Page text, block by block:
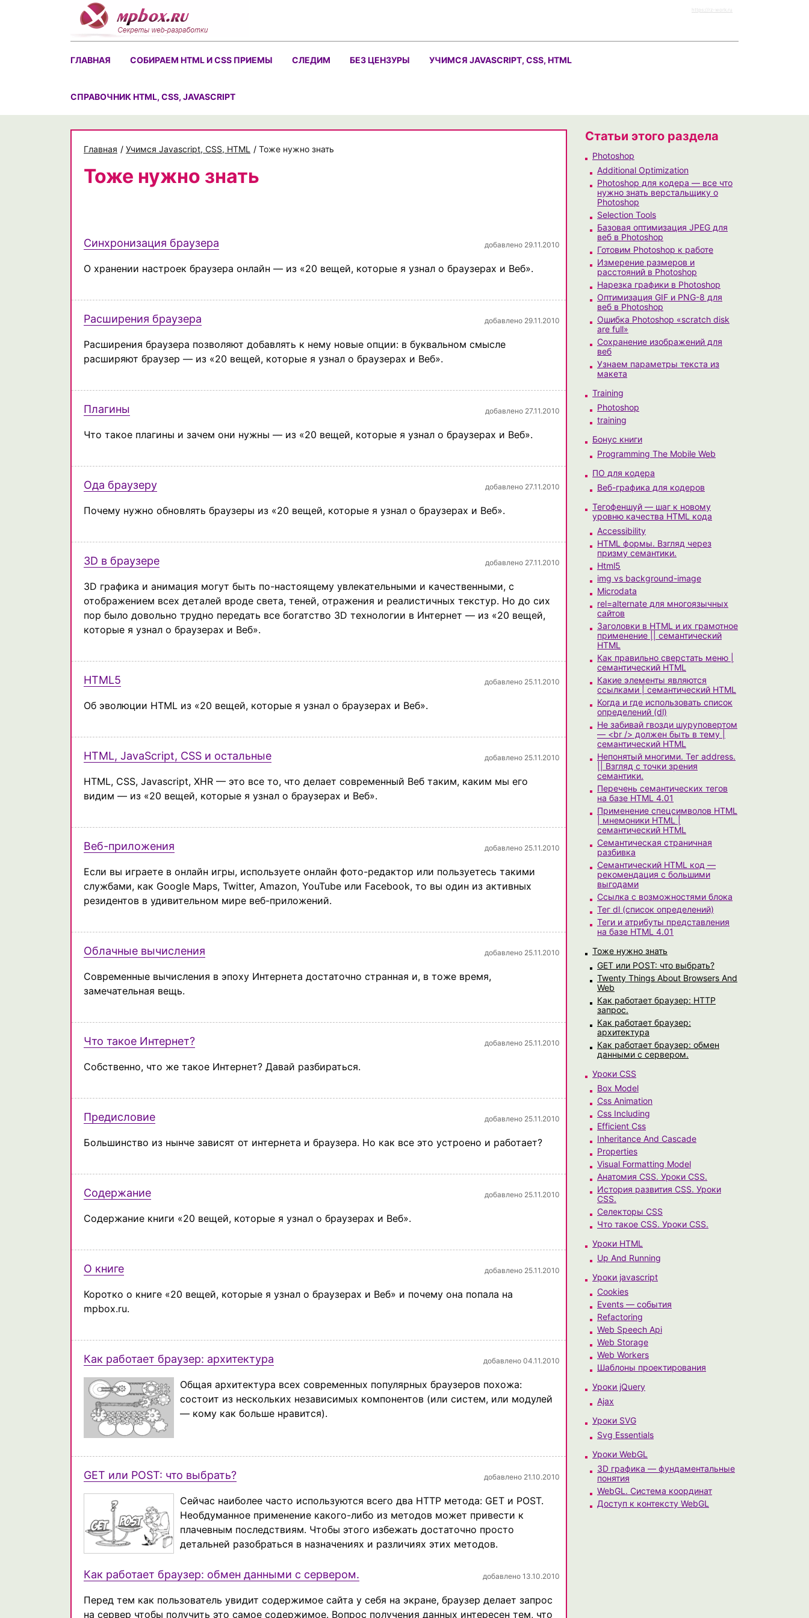
https://rz-work.ru
ГЛАВНАЯ СОБИРАЕМ HTML И CSS ПРИЕМЫ СЛЕДИМ БЕЗ ЦЕНЗУРЫ УЧИМСЯ JAVASCRIPT, CSS, HTML
CПРАВОЧНИК HTML, CSS, JAVASCRIPT
Главная / Учимся Javascript, CSS, HTML / Тоже нужно знать
Тоже нужно знать
Синхронизация браузера добавлено 29.11.2010
О хранении настроек браузера онлайн — из «20 вещей, которые я узнал о браузерах и Веб».
Расширения браузера добавлено 29.11.2010
Расширения браузера позволяют добавлять к нему новые опции: в буквальном смысле
расширяют браузер — из «20 вещей, которые я узнал о браузерах и Веб».
Плагины добавлено 27.11.2010
Что такое плагины и зачем они нужны — из «20 вещей, которые я узнал о браузерах и Веб».
Ода браузеру добавлено 27.11.2010
Почему нужно обновлять браузеры из «20 вещей, которые я узнал о браузерах и Веб».
3D в браузере добавлено 27.11.2010
3D графика и анимация могут быть по-настоящему увлекательными и качественными, с
отображением всех деталей вроде света, теней, отражения и реалистичных текстур. Но до сих
пор было довольно трудно передать все богатство 3D технологии в Интернет — из «20 вещей,
которые я узнал о браузерах и Веб».
HTML5 добавлено 25.11.2010
Об эволюции HTML из «20 вещей, которые я узнал о браузерах и Веб».
HTML, JavaScript, CSS и остальные добавлено 25.11.2010
HTML, CSS, Javascript, XHR — это все то, что делает современный Веб таким, каким мы его
видим — из «20 вещей, которые я узнал о браузерах и Веб».
Веб-приложения добавлено 25.11.2010
Если вы играете в онлайн игры, используете онлайн фото-редактор или пользуетесь такими
службами, как Google Maps, Twitter, Amazon, YouTube или Facebook, то вы один из активных
резидентов в удивительном мире веб-приложений.
Облачные вычисления добавлено 25.11.2010
Современные вычисления в эпоху Интернета достаточно странная и, в тоже время,
замечательная вещь.
Что такое Интернет? добавлено 25.11.2010
Собственно, что же такое Интернет? Давай разбираться.
Предисловие добавлено 25.11.2010
Большинство из нынче зависят от интернета и браузера. Но как все это устроено и работает?
Содержание добавлено 25.11.2010
Содержание книги «20 вещей, которые я узнал о браузерах и Веб».
О книге добавлено 25.11.2010
Коротко о книге «20 вещей, которые я узнал о браузерах и Веб» и почему она попала на
mpbox.ru.
Как работает браузер: архитектура добавлено 04.11.2010
Общая архитектура всех современных популярных браузеров похожа:
состоит из нескольких независимых компонентов (или систем, или модулей
— кому как больше нравится).
GET или POST: что выбрать? добавлено 21.10.2010
Сейчас наиболее часто используются всего два HTTP метода: GET и POST.
Необдуманное применение какого-либо из методов может привести к
плачевным последствиям. Чтобы этого избежать достаточно просто
детальней разобраться в назначениях и различиях этих методов.
Как работает браузер: обмен данными с сервером. добавлено 13.10.2010
Перед тем как пользователь увидит содержимое сайта у себя на экране, браузер делает запрос
на сервер чтобы получить это самое содержимое. Вопрос получения данных интересен тем, что
Статьи этого раздела
Photoshop
Additional Optimization
Photoshop для кодера — все что
нужно знать верстальщику о
Photoshop
Selection Tools
Базовая оптимизация JPEG для
веб в Photoshop
Готовим Photoshop к работе
Измерение размеров и
расстояний в Photoshop
Нарезка графики в Photoshop
Оптимизация GIF и PNG-8 для
веб в Photoshop
Ошибка Photoshop «scratch disk
are full»
Сохранение изображений для
веб
Узнаем параметры текста из
макета
Training
Photoshop
training
Бонус книги
Programming The Mobile Web
ПО для кодера
Веб-графика для кодеров
Тегофеншуй — шаг к новому
уровню качества HTML кода
Accessibility
HTML формы. Взгляд через
призму семантики.
Html5
img vs background-image
Microdata
rel=alternate для многоязычных
сайтов
Заголовки в HTML и их грамотное
применение || семантический
HTML
Как правильно сверстать меню |
семантический HTML
Какие элементы являются
ссылками | семантический HTML
Когда и где использовать список
определений (dl)
Не забивай гвозди шуруповертом
— <br /> должен быть в тему |
семантический HTML
Непонятый многими. Тег address.
|| Взгляд с точки зрения
семантики.
Перечень семантических тегов
на базе HTML 4.01
Применение спецсимволов HTML
| мнемоники HTML |
семантический HTML
Семантическая страничная
разбивка
Семантический HTML код —
рекомендация с большими
выгодами
Ссылка с возможностями блока
Тег dl (список определений)
Теги и атрибуты представления
на базе HTML 4.01
Тоже нужно знать
GET или POST: что выбрать?
Twenty Things About Browsers And
Web
Как работает браузер: HTTP
запрос.
Как работает браузер:
архитектура
Как работает браузер: обмен
данными с сервером.
Уроки CSS
Box Model
Css Animation
Css Including
Efficient Css
Inheritance And Cascade
Properties
Visual Formatting Model
Анатомия CSS. Уроки CSS.
История развития CSS. Уроки
CSS.
Селекторы CSS
Что такое CSS. Уроки CSS.
Уроки HTML
Up And Running
Уроки javascript
Cookies
Events — события
Refactoring
Web Speech Api
Web Storage
Web Workers
Шаблоны проектирования
Уроки jQuery
Ajax
Уроки SVG
Svg Essentials
Уроки WebGL
3D графика — фундаментальные
понятия
WebGL. Система координат
Доступ к контексту WebGL